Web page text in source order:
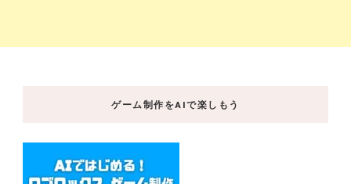
ゲーム制作をAIで楽しもう